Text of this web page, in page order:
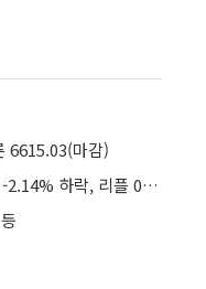
6615.03(마감)
비트코인 -0.089% 하락... 이더리움 -2.14% 하락, 리플 0.31% 상승